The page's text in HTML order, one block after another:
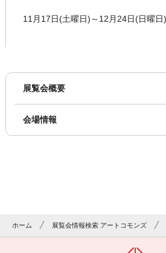
11月17日(土曜日)～12月24日(日曜日)
展覧会概要
会場情報
ホーム 展覧会情報検索 アートコモンズ